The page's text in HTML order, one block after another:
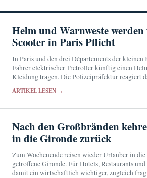
Helm und Warnweste
Scooter in Paris Pflicht
In Paris und den drei Départements der kleinen
Fahrer elektrischer Tretroller künftig einen
Kleidung tragen. Die Polizeipräfektur reagiert
ARTIKEL LESEN →
Nach den Großbränden
in die Gironde zurück
Zum Wochenende reisen wieder Urlauber in
getroffene Gironde. Für Hotels, Restaurants
damit ein wirtschaftlich wichtiger, zugleich